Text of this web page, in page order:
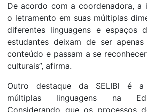
De acordo com a coordenadora, a
o letramento em suas múltiplas
diferentes linguagens e espaços
estudantes deixam de ser
conteúdo e passam a se
culturais”, afirma.
Outro destaque da SELIBI é a
múltiplas linguagens na
Considerando que os processos